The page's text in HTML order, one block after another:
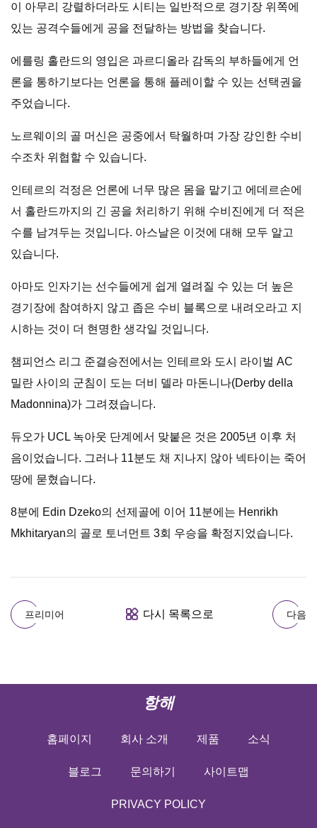
이 아무리 강렬하더라도 시티는 일반적으로 경기장 위쪽에
있는 공격수들에게 공을 전달하는 방법을 찾습니다.
에를링 홀란드의 영입은 과르디올라 감독의 부하들에게 언
론을 통하기보다는 언론을 통해 플레이할 수 있는 선택권을
주었습니다.
노르웨이의 골 머신은 공중에서 탁월하며 가장 강인한 수비
수조차 위협할 수 있습니다.
인테르의 걱정은 언론에 너무 많은 몸을 맡기고 에데르손에
서 홀란드까지의 긴 공을 처리하기 위해 수비진에게 더 적은
수를 남겨두는 것입니다. 아스날은 이것에 대해 모두 알고
있습니다.
아마도 인자기는 선수들에게 쉽게 열려질 수 있는 더 높은
경기장에 참여하지 않고 좁은 수비 블록으로 내려오라고 지
시하는 것이 더 현명한 생각일 것입니다.
챔피언스 리그 준결승전에서는 인테르와 도시 라이벌 AC
밀란 사이의 군침이 도는 더비 델라 마돈니나(Derby della
Madonnina)가 그려졌습니다.
듀오가 UCL 녹아웃 단계에서 맞붙은 것은 2005년 이후 처
음이었습니다. 그러나 11분도 채 지나지 않아 넥타이는 죽어
땅에 묻혔습니다.
8분에 Edin Dzeko의 선제골에 이어 11분에는 Henrikh
Mkhitaryan의 골로 토너먼트 3회 우승을 확정지었습니다.
프리미어 다시 목록으로 다음
항해
홈페이지 회사 소개 제품 소식
블로그 문의하기 사이트맵
PRIVACY POLICY